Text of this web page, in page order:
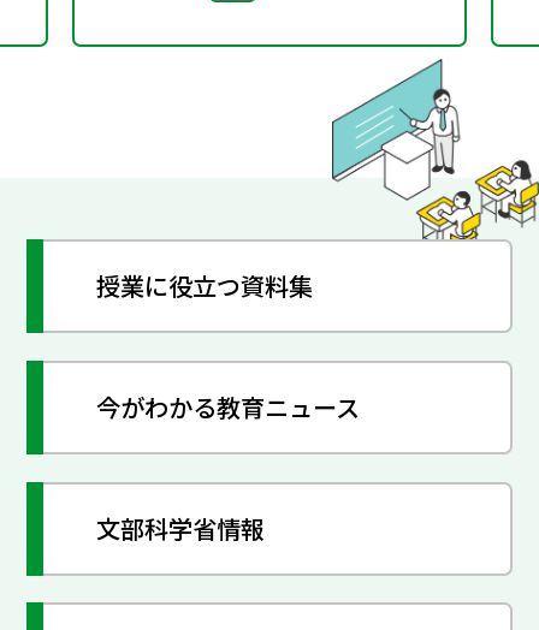
授業に役立つ資料集
今がわかる教育ニュース
文部科学省情報